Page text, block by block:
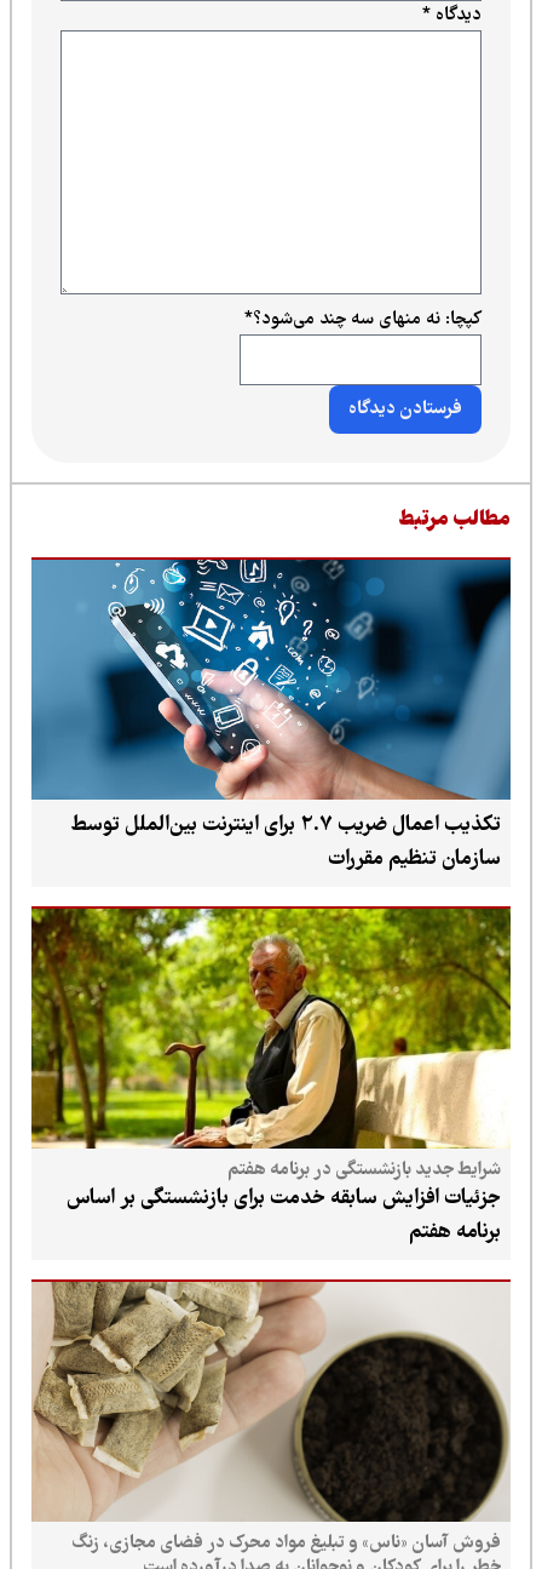
دیدگاه*
کپچا: نه منهای سه چند می‌شود؟*
مرتبط
تکذیب اعمال ضریب ۲.۷ برای اینترنت بین‌الملل توسط
سازمان تنظیم مقررات
شرایط جدید بازنشستگی در برنامه هفتم
جزئیات افزایش سابقه خدمت برای بازنشستگی بر اساس
برنامه هفتم
فروش آسان «ناس» و تبلیغ مواد محرک در فضای مجازی، زنگ